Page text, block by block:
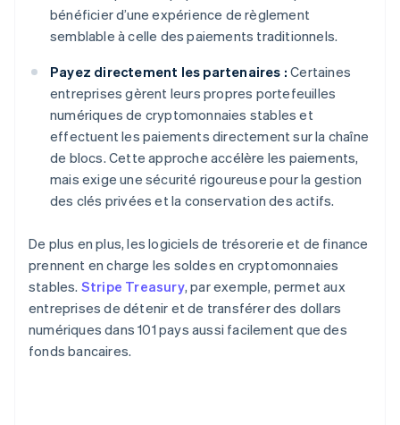
bénéficier d’une expérience de règlement
semblable à celle des paiements traditionnels.
Payez directement les partenaires : Certaines
entreprises gèrent leurs propres portefeuilles
numériques de cryptomonnaies stables et
effectuent les paiements directement sur la chaîne
de blocs. Cette approche accélère les paiements,
mais exige une sécurité rigoureuse pour la gestion
des clés privées et la conservation des actifs.
De plus en plus, les logiciels de trésorerie et de finance
prennent en charge les soldes en cryptomonnaies
stables. Stripe Treasury, par exemple, permet aux
entreprises de détenir et de transférer des dollars
numériques dans 101 pays aussi facilement que des
fonds bancaires.